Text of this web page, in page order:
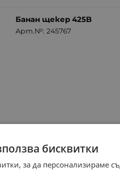
Банан щекер 425B
Арт.№: 245767
бисквитки
за да персонализираме